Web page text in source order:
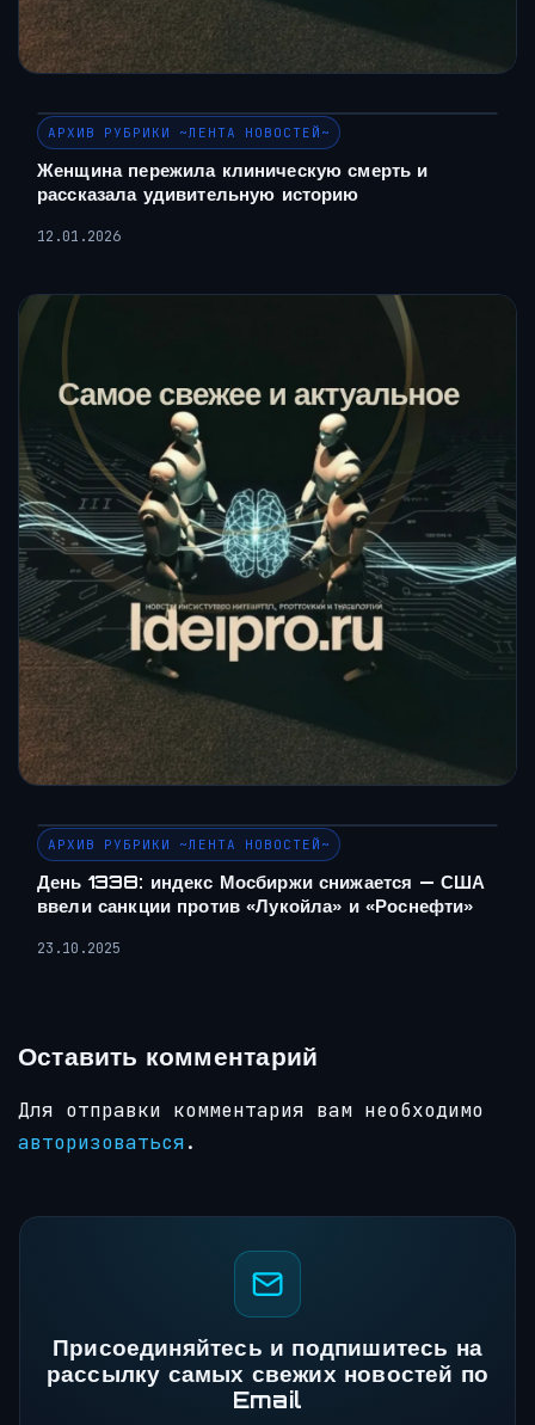
АРХИВ РУБРИКИ ~ЛЕНТА НОВОСТЕЙ~
Женщина пережила клиническую смерть и
рассказала удивительную историю
12.01.2026
АРХИВ РУБРИКИ ~ЛЕНТА НОВОСТЕЙ~
День 1338: индекс Мосбиржи снижается — США
ввели санкции против «Лукойла» и «Роснефти»
23.10.2025
Оставить комментарий
Для отправки комментария вам необходимо
авторизоваться.
Присоединяйтесь и подпишитесь на
рассылку самых свежих новостей по
Email